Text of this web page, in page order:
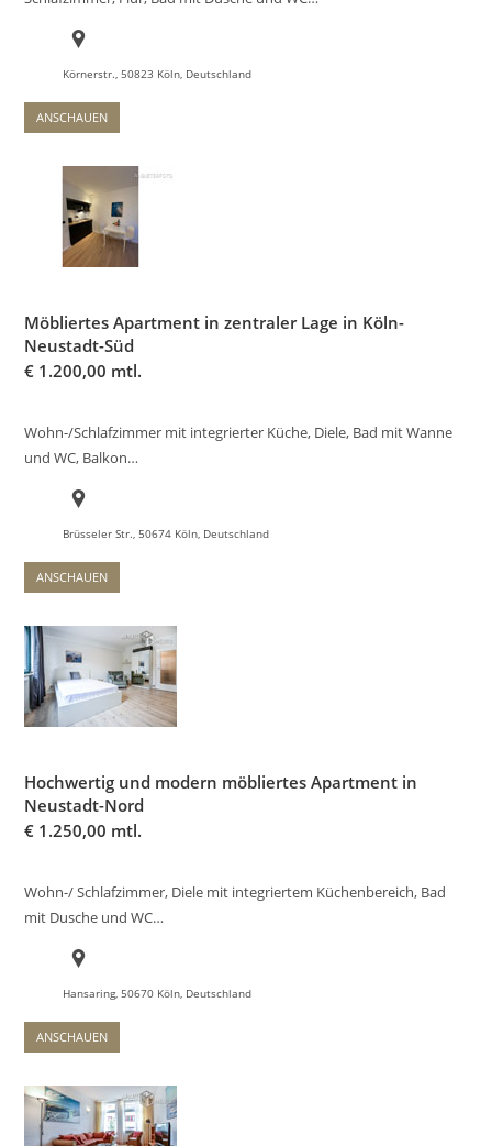
Körnerstr., 50823 Köln, Deutschland
ANSCHAUEN
Möbliertes Apartment in zentraler Lage in Köln-
Neustadt-Süd
€ 1.200,00 mtl.
Wohn-/Schlafzimmer mit integrierter Küche, Diele, Bad mit Wanne
und WC, Balkon…
Brüsseler Str., 50674 Köln, Deutschland
ANSCHAUEN
Hochwertig und modern möbliertes Apartment in
Neustadt-Nord
€ 1.250,00 mtl.
Wohn-/ Schlafzimmer, Diele mit integriertem Küchenbereich, Bad
mit Dusche und WC…
Hansaring, 50670 Köln, Deutschland
ANSCHAUEN